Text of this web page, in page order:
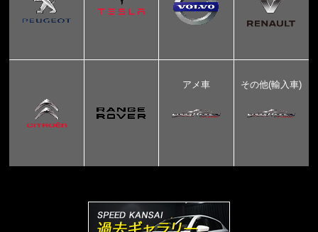
アメ車 その他(輸入車)